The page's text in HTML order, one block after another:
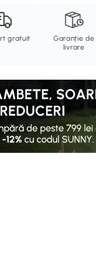
gratuit
Garanție de
livrare